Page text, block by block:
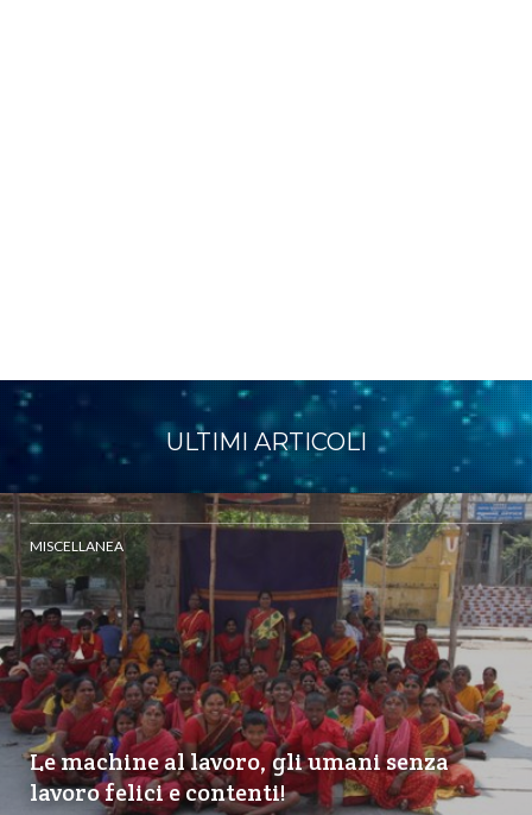
ULTIMI ARTICOLI
MISCELLANEA
Le machine al lavoro, gli umani senza
lavoro felici e contenti!